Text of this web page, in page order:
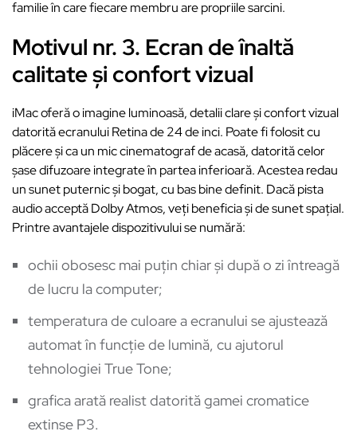
familie în care fiecare membru are propriile sarcini.
Motivul nr. 3. Ecran de înaltă
calitate și confort vizual
iMac oferă o imagine luminoasă, detalii clare și confort vizual
datorită ecranului Retina de 24 de inci. Poate fi folosit cu
plăcere și ca un mic cinematograf de acasă, datorită celor
șase difuzoare integrate în partea inferioară. Acestea redau
un sunet puternic și bogat, cu bas bine definit. Dacă pista
audio acceptă Dolby Atmos, veți beneficia și de sunet spațial.
Printre avantajele dispozitivului se numără:
ochii obosesc mai puțin chiar și după o zi întreagă
de lucru la computer;
temperatura de culoare a ecranului se ajustează
automat în funcție de lumină, cu ajutorul
tehnologiei True Tone;
grafica arată realist datorită gamei cromatice
extinse P3.